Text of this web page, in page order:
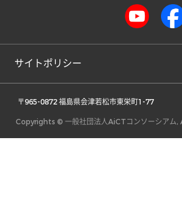
サイトポリシー
〒965-0872 福島県会津若松市東栄町1-77
Copyrights © 一般社団法人AiCTコンソーシアム